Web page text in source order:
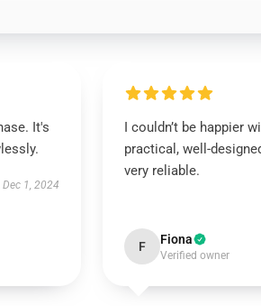
It's
Dec 1, 2024
I couldn’t be happier
practical, well-
very reliable.
F Fiona
Verified owner